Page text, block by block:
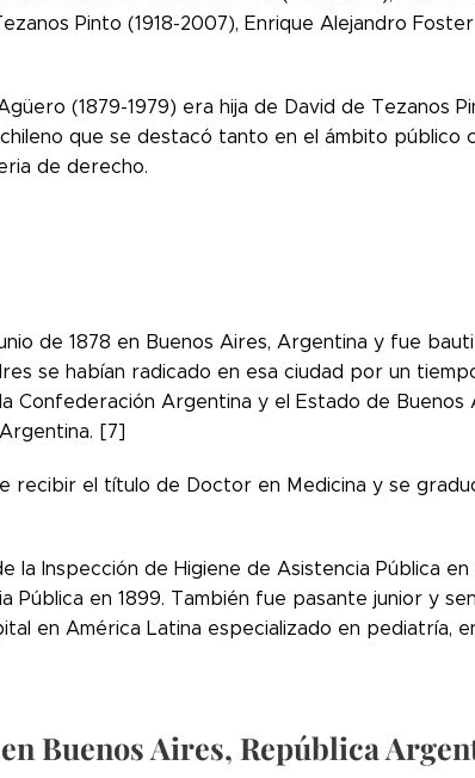
Pinto (1918-2007), Enrique Alejandro
(1879-1979) era hija de David de Tezanos
que se destacó tanto en el ámbito público
de derecho.
de 1878 en Buenos Aires, Argentina y fue
se habían radicado en esa ciudad por un
Confederación Argentina y el Estado de Buenos
[7]
el título de Doctor en Medicina y se
la Inspección de Higiene de Asistencia Pública
Pública en 1899. También fue pasante junior y
en América Latina especializado en pediatría,
Buenos Aires, República